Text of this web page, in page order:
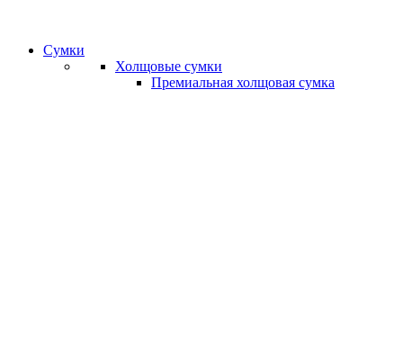
Сумки
Холщовые сумки
Премиальная холщовая сумка